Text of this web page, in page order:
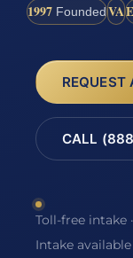
1997 FoundedVA
REQUEST
CALL
Toll-free intake
Intake